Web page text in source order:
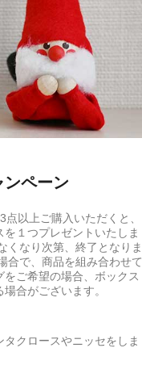
ンペーン
以上ご購入いただくと、
１つプレゼントいたしま
くなり次第、終了となりま
合で、商品を組み合わせて
ご希望の場合、ボックス
合がございます。
クロースやニッセをしま